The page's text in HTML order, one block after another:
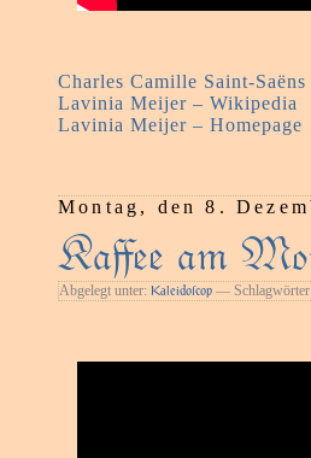
Charles Camille Saint-
Lavinia Meijer – Wikipedia
Lavinia Meijer – Homepage
Montag, den 8.
Kaﬀee am
Abgelegt unter: Kaleidoſcop —